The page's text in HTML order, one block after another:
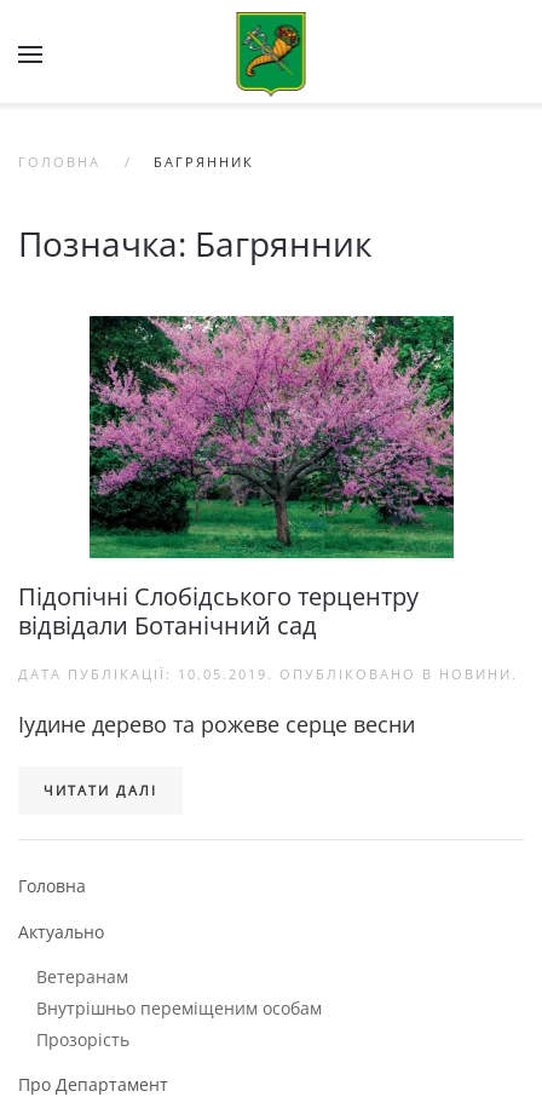
Skip to main content
ГОЛОВНА БАГРЯННИК
Позначка: Багрянник
Підопічні Слобідського терцентру
відвідали Ботанічний сад
ДАТА ПУБЛІКАЦІЇ: 10.05.2019 . ОПУБЛІКОВАНО В НОВИНИ .
Іудине дерево та рожеве серце весни
ЧИТАТИ ДАЛІ
Головна
Актуально
Ветеранам
Внутрішньо переміщеним особам
Прозорість
Про Департамент